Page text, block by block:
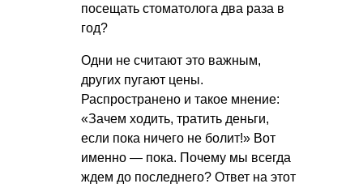
посещать стоматолога два раза в
год?
Одни не считают это важным,
других пугают цены.
Распространено и такое мнение:
«Зачем ходить, тратить деньги,
если пока ничего не болит!» Вот
именно — пока. Почему мы всегда
ждем до последнего? Ответ на этот